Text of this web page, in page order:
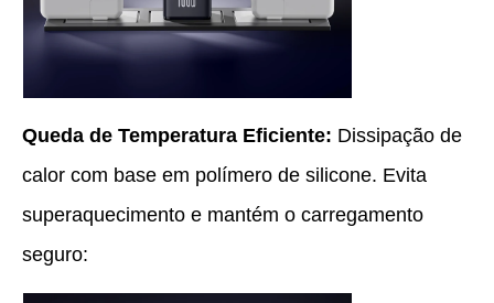
Queda de Temperatura Eficiente: Dissipação de
calor com base em polímero de silicone. Evita
superaquecimento e mantém o carregamento
seguro: